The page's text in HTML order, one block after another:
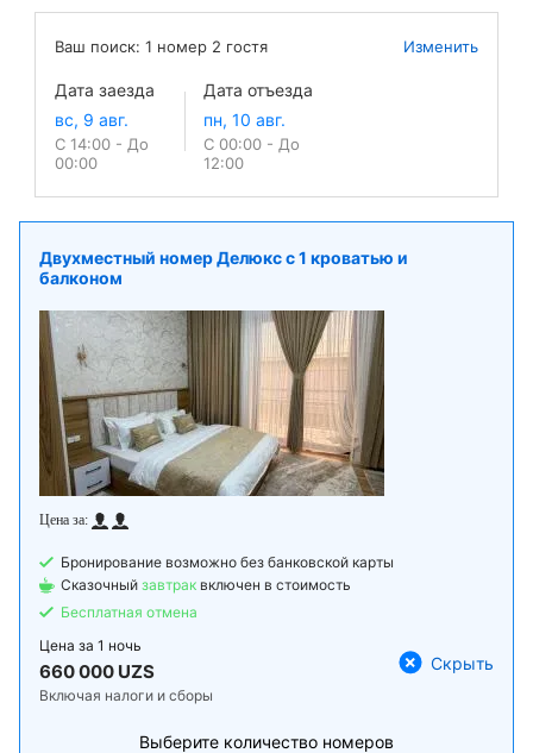
Ваш поиск: 1 номер 2 гостя Изменить
Дата заезда
С 14:00 - До
00:00
Дата отъезда
С 00:00 - До
12:00
Двухместный номер Делюкс с 1 кроватью и
балконом
Бронирование возможно без банковской карты
Сказочный завтрак включен в стоимость
Бесплатная отмена
Цена за 1 ночь
660 000 UZS
Включая налоги и сборы
Скрыть
Выберите количество номеров